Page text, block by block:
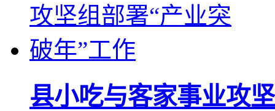
县小吃与客家事业攻